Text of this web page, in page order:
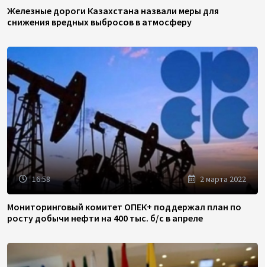
Железные дороги Казахстана назвали меры для
снижения вредных выбросов в атмосферу
16:58 2 марта 2022
Мониторинговый комитет ОПЕК+ поддержал план по
росту добычи нефти на 400 тыс. б/с в апреле